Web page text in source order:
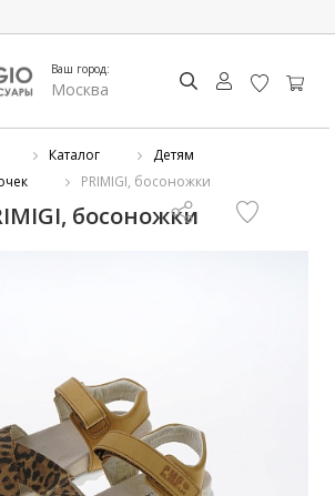
Ваш город:
Москва
Каталог
Детям
PRIMIGI, босоножки
босоножки